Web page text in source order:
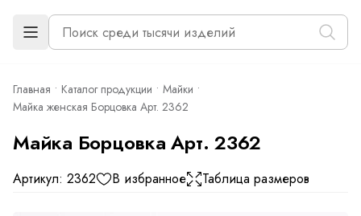
Главная Каталог продукции
Майки
Майка женская Борцовка Арт. 2362
Майка Борцовка Арт. 2362
Артикул: 2362 В избранное Таблица размеров